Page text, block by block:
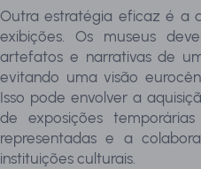
Outra estratégia eficaz é a
exibições. Os museus
artefatos e narrativas de
evitando uma visão
Isso pode envolver a
de exposições
representadas e a
instituições culturais.